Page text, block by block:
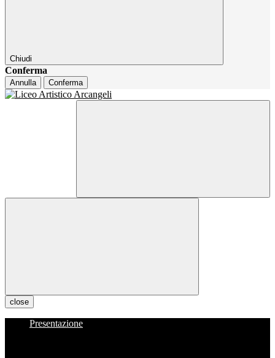
Chiudi
Conferma
Annulla Conferma
close
Presentazione